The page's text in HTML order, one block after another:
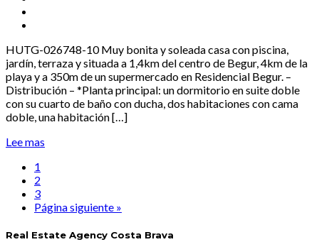
HUTG-026748-10 Muy bonita y soleada casa con piscina,
jardín, terraza y situada a 1,4km del centro de Begur, 4km de la
playa y a 350m de un supermercado en Residencial Begur. –
Distribución – *Planta principal: un dormitorio en suite doble
con su cuarto de baño con ducha, dos habitaciones con cama
doble, una habitación […]
Lee mas
1
2
3
Página siguiente »
Real Estate Agency Costa Brava